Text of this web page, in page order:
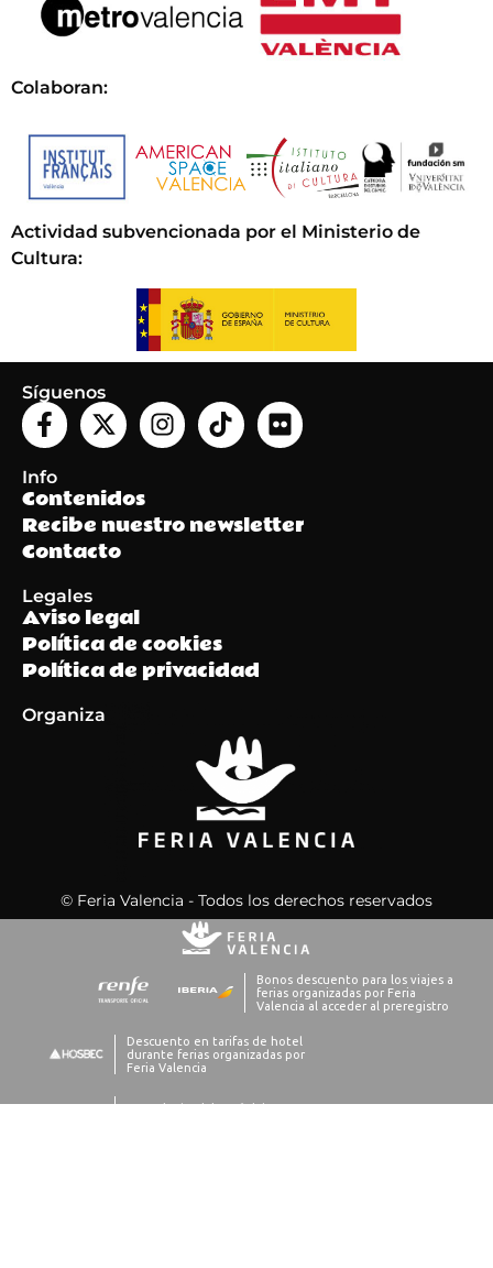
Colaboran:
Actividad subvencionada por el Ministerio de
Cultura:
Síguenos
Info
Contenidos
Recibe nuestro newsletter
Contacto
Legales
Aviso legal
Política de cookies
Política de privacidad
Organiza
© Feria Valencia - Todos los derechos reservados